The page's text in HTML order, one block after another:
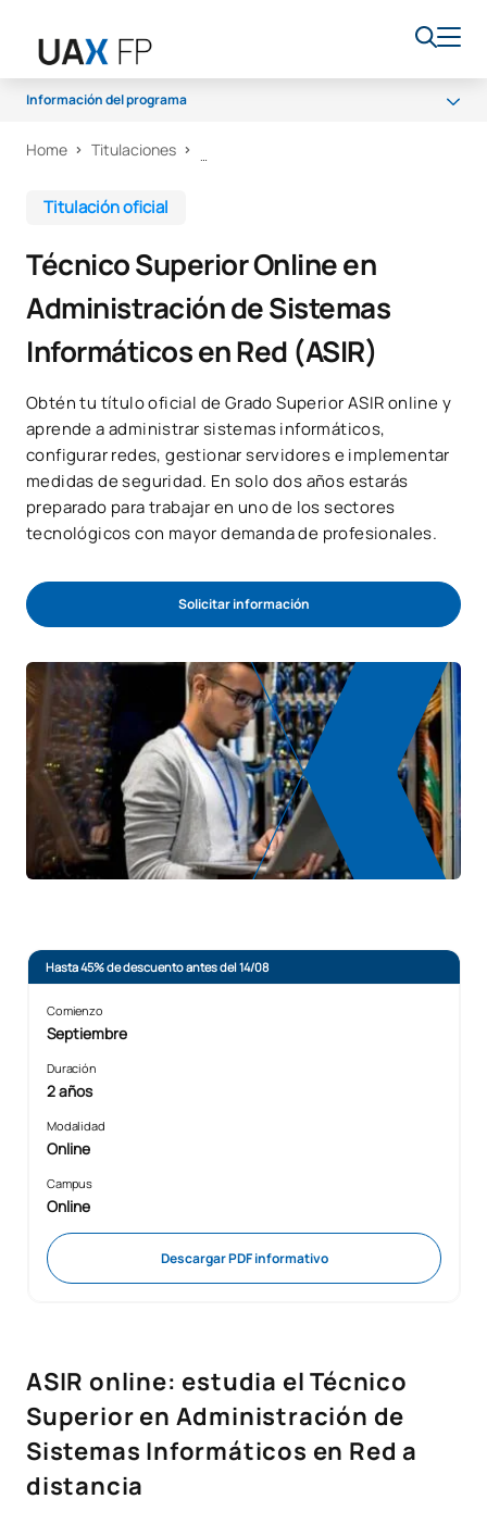
Información del programa
Programa
Salidas profesionales
Home Titulaciones
Titulación oficial
Técnico Superior Online en
Administración de Sistemas
Informáticos en Red (ASIR)
Obtén tu título oficial de Grado Superior ASIR online y
aprende a administrar sistemas informáticos,
configurar redes, gestionar servidores e implementar
medidas de seguridad. En solo dos años estarás
preparado para trabajar en uno de los sectores
tecnológicos con mayor demanda de profesionales.
Solicitar información
Hasta 45% de descuento antes del 14/08
Comienzo
Septiembre
Duración
2 años
Modalidad
Online
Campus
Online
Descargar PDF informativo
ASIR online: estudia el Técnico
Superior en Administración de
Sistemas Informáticos en Red a
distancia